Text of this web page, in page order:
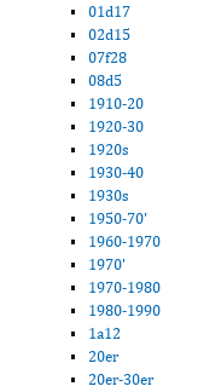
01d17
02d15
07f28
08d5
1910-20
1920-30
1920s
1930-40
1930s
1950-70'
1960-1970
1970'
1970-1980
1980-1990
1a12
20er
20er-30er